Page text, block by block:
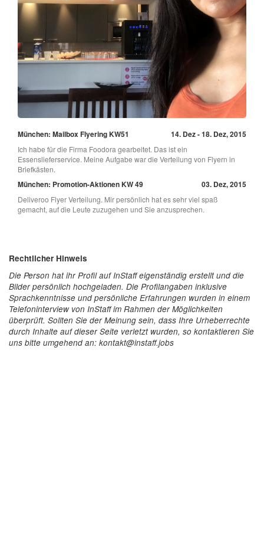
München: Mailbox Flyering KW51 14. Dez - 18. Dez, 2015
Ich habe für die Firma Foodora gearbeitet. Das ist ein
Essenslieferservice. Meine Aufgabe war die Verteilung von Flyern in
Briefkästen.
München: Promotion-Aktionen KW 49 03. Dez, 2015
Deliveroo Flyer Verteilung. Mir persönlich hat es sehr viel spaß
gemacht, auf die Leute zuzugehen und Sie anzusprechen.
Rechtlicher Hinweis
Die Person hat ihr Profil auf InStaff eigenständig erstellt und die
Bilder persönlich hochgeladen. Die Profilangaben inklusive
Sprachkenntnisse und persönliche Erfahrungen wurden in einem
Telefoninterview von InStaff im Rahmen der Möglichkeiten
überprüft. Sollten Sie der Meinung sein, dass Ihre Urheberrechte
durch Inhalte auf dieser Seite verletzt wurden, so kontaktieren Sie
uns bitte umgehend an: kontakt@instaff.jobs